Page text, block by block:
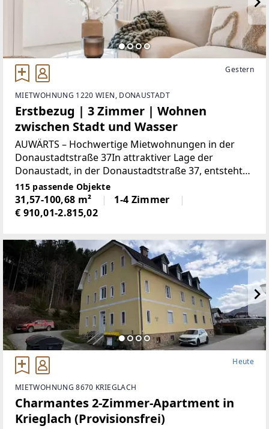
Gestern
MIETWOHNUNG 1220 WIEN, DONAUSTADT
Erstbezug | 3 Zimmer | Wohnen
zwischen Stadt und Wasser
AUWÄRTS – Hochwertige Mietwohnungen in der
Donaustadtstraße 37In attraktiver Lage der
Donaustadt, in der Donaustadtstraße 37, entsteht
ein modernes Wohnprojekt mit hochwertig
ausgestatteten Mietwohnungen. Die durchdacht
geplanten Wohneinheiten
115 passende Objekte
31,57-100,68 m²
1-4 Zimmer
€ 910,01-2.815,02
Heute
MIETWOHNUNG 8670 KRIEGLACH
Charmantes 2-Zimmer-Apartment in
Krieglach (Provisionsfrei)